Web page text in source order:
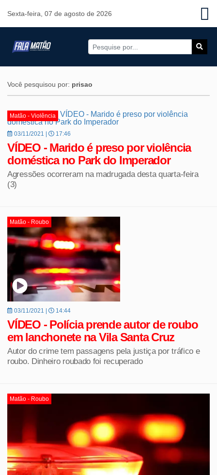
Sexta-feira, 07 de agosto de 2026
Você pesquisou por: prisao
Matão - Violência
03/11/2021 | 17:46
VÍDEO - Marido é preso por violência
doméstica no Park do Imperador
Agressões ocorreram na madrugada desta quarta-feira
(3)
Matão - Roubo
03/11/2021 | 14:44
VÍDEO - Polícia prende autor de roubo
em lanchonete na Vila Santa Cruz
Autor do crime tem passagens pela justiça por tráfico e
roubo. Dinheiro roubado foi recuperado
Matão - Roubo